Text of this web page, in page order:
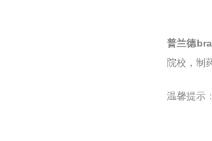
普兰德
院校，制
温馨提示